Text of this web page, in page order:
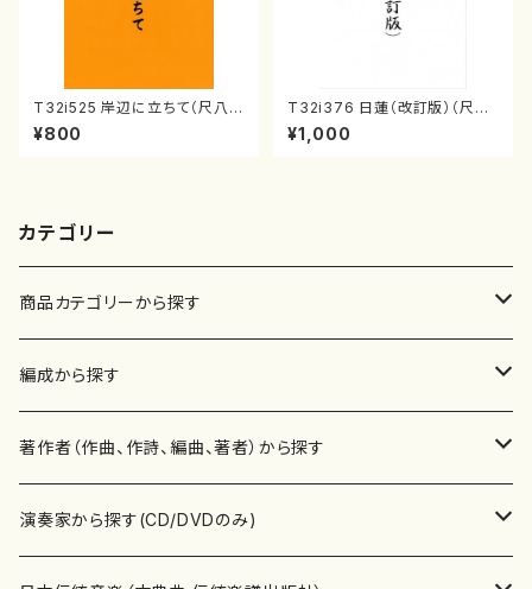
T32i525 岸辺に立ちて（尺八/
初代 中村双葉/楽譜）都山流公
刊楽譜曲番:2234
¥800
T32i376 日蓮（改訂版）（尺八/
宮城道雄/楽譜）都山流公刊楽譜
曲番:2081
¥1,000
カテゴリー
商品カテゴリーから探す
楽譜
書籍
書籍
テキストブック
CD・DVD
編成から探す
邦楽器
箏・琴（ソロ）
箏・琴（合奏）
合唱
著作者（作曲、作詩、編曲、著者）から探す
あ行
演奏家から探す(CD/DVDのみ)